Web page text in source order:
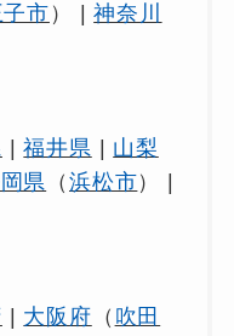
子市 ） |神奈川
|福井県 | 山梨
県 （ 浜松市） |
| 大阪府 （ 吹田